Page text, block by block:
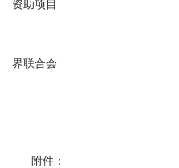
资助项目
江苏省
界联合会
2016
附件：